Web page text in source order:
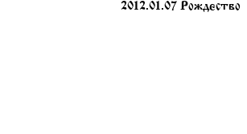
2012.01.07 Рождество